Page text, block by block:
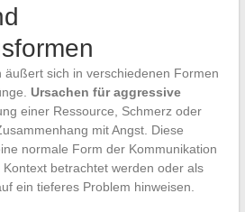
äußert sich in verschiedenen Formen
Ursachen für aggressive
einer Ressource, Schmerz oder
mit Angst. Diese
normale Form der Kommunikation
betrachtet werden oder als
ein tieferes Problem hinweisen.